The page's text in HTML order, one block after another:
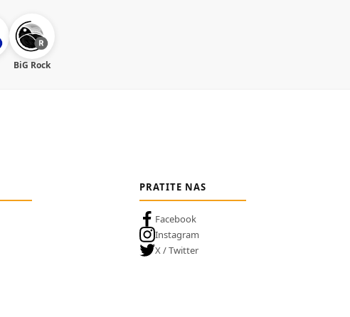
BiG Rock
PRATITE NAS
Facebook
Instagram
X / Twitter